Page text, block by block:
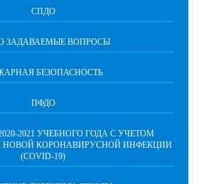
СПДО
ЗАДАВАЕМЫЕ ВОПРОСЫ
БЕЗОПАСНОСТЬ
ПФДО
2021 УЧЕБНОГО ГОДА С УЧЕТОМ
НОВОЙ КОРОНАВИРУСНОЙ ИНФЕКЦИИ
(COVID-19)